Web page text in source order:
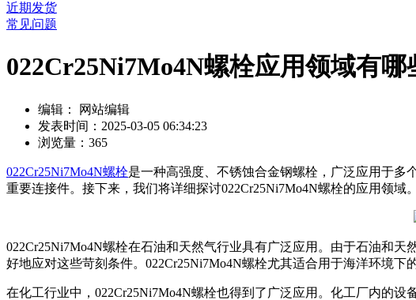
近期发货
常见问题
022Cr25Ni7Mo4N螺栓应用领域有哪
编辑： 网站编辑
发表时间：2025-03-05 06:34:23
浏览量：365
022Cr25Ni7Mo4N螺栓是一种高强度、不锈蚀合金钢螺栓，广泛应用于多
重要连接件。接下来，我们将详细探讨022Cr25Ni7Mo4N螺栓的应用领域。
022Cr25Ni7Mo4N螺栓在石油和天然气行业具有广泛应用。由于石油和
好地应对这些苛刻条件。022Cr25Ni7Mo4N螺栓尤其适合用于海洋环境下
在化工行业中，022Cr25Ni7Mo4N螺栓也得到了广泛应用。化工厂内的